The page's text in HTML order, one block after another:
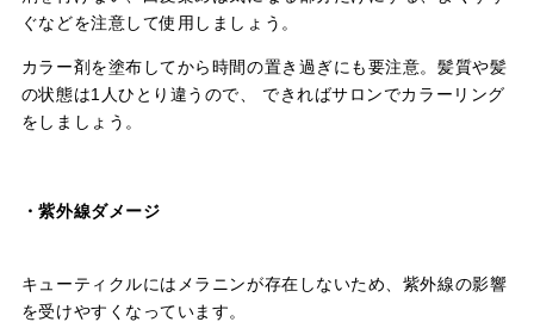
ぐなどを注意して使用しましょう。
カラー剤を塗布してから時間の置き過ぎにも要注意。髪質や髪
の状態は1人ひとり違うので、 できればサロンでカラーリング
をしましょう。
・紫外線ダメージ
キューティクルにはメラニンが存在しないため、紫外線の影響
を受けやすくなっています。